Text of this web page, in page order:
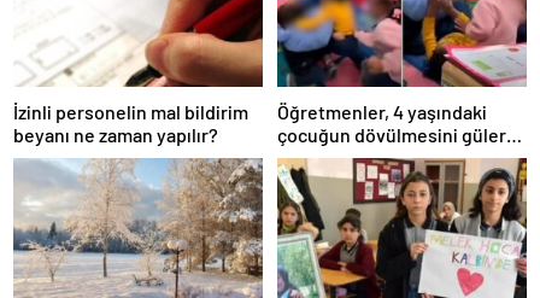
İzinli personelin mal bildirim
beyanı ne zaman yapılır?
Öğretmenler, 4 yaşındaki
çocuğun dövülmesini gülerek
izledi